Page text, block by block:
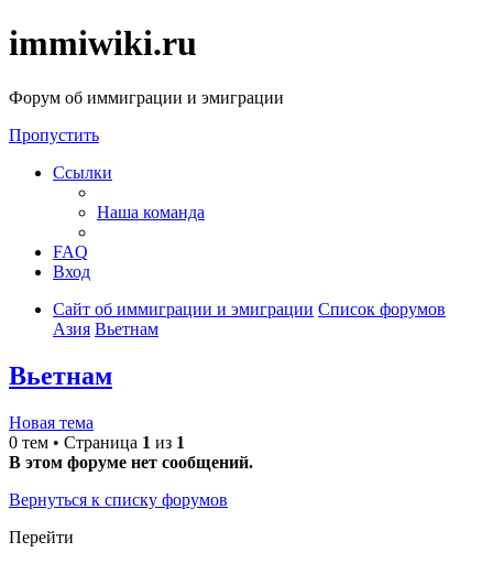
immiwiki.ru
Форум об иммиграции и эмиграции
Пропустить
Ссылки
Наша команда
FAQ
Вход
Сайт об иммиграции и эмиграции Список форумов
Азия Вьетнам
Вьетнам
Новая тема
0 тем • Страница 1 из 1
В этом форуме нет сообщений.
Вернуться к списку форумов
Перейти